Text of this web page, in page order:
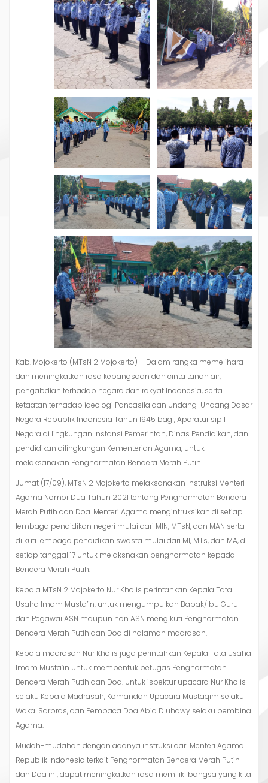
Kab. Mojokerto (MTsN 2 Mojokerto) – Dalam rangka memelihara
dan meningkatkan rasa kebangsaan dan cinta tanah air,
pengabdian terhadap negara dan rakyat Indonesia, serta
ketaatan terhadap ideologi Pancasila dan Undang-Undang Dasar
Negara Republik Indonesia Tahun 1945 bagi, Aparatur sipil
Negara di lingkungan Instansi Pemerintah, Dinas Pendidikan, dan
pendidikan dilingkungan Kementerian Agama, untuk
melaksanakan Penghormatan Bendera Merah Putih.
Jumat (17/09), MTsN 2 Mojokerto melaksanakan Instruksi Menteri
Agama Nomor Dua Tahun 2021 tentang Penghormatan Bendera
Merah Putih dan Doa. Menteri Agama mengintruksikan di setiap
lembaga pendidikan negeri mulai dari MIN, MTsN, dan MAN serta
diikuti lembaga pendidikan swasta mulai dari MI, MTs, dan MA, di
setiap tanggal 17 untuk melaksnakan penghormatan kepada
Bendera Merah Putih.
Kepala MTsN 2 Mojokerto Nur Kholis perintahkan Kepala Tata
Usaha Imam Musta’in, untuk mengumpulkan Bapak/Ibu Guru
dan Pegawai ASN maupun non ASN mengikuti Penghormatan
Bendera Merah Putih dan Doa di halaman madrasah.
Kepala madrasah Nur Kholis juga perintahkan Kepala Tata Usaha
Imam Musta’in untuk membentuk petugas Penghormatan
Bendera Merah Putih dan Doa. Untuk ispektur upacara Nur Kholis
selaku Kepala Madrasah, Komandan Upacara Mustaqim selaku
Waka. Sarpras, dan Pembaca Doa Abid Dluhawy selaku pembina
Agama.
Mudah-mudahan dengan adanya instruksi dari Menteri Agama
Republik Indonesia terkait Penghormatan Bendera Merah Putih
dan Doa ini, dapat meningkatkan rasa memiliki bangsa yang kita